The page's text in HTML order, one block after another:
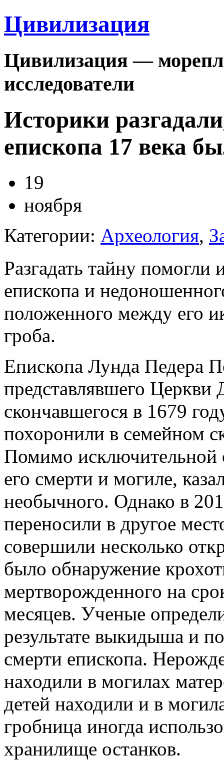
Цивилизация
Цивилизация —
исследователи
Историки
епископа 17 века
19
ноября
Категории: Археология,
Разгадать тайну
епископа и
положенного между его
гроба.
Епископа Лунда Педера
представлявшего
скончавшегося в 1679
похоронили в семейном
Помимо исключительной
его смерти и могиле,
необычного. Однако в
переносили в другое
совершили несколько
было обнаружение
мертворожденного на
месяцев. Ученые
результате выкидыша и
смерти епископа.
находили в могилах
детей находили и в
гробница иногда
хранилище останков.